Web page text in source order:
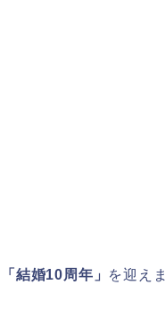
「結婚10周年」 を迎えま